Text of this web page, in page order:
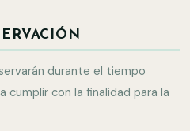
durante el tiempo
con la finalidad para la